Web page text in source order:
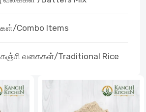
Combo Items
கஞ்சி வகைகள்/Traditional Rice